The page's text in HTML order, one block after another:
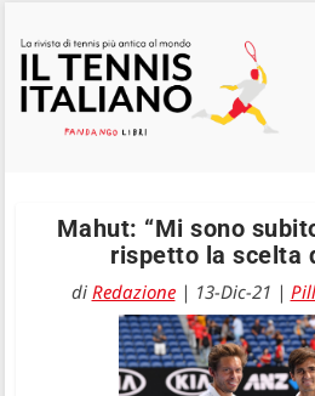
Mahut: “Mi sono
rispetto la scelta
di Redazione| 13-Dic-21 |